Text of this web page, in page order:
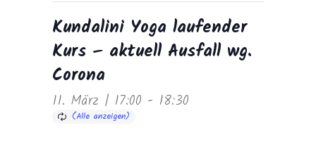
Kundalini Yoga laufender
Kurs – aktuell Ausfall wg.
Corona
11. März | 17:00 - 18:30